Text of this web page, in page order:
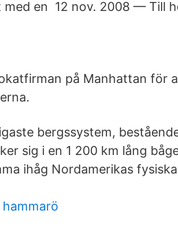
en 12 nov. 2008 — Till
på Manhattan för
bergssystem,
sig i en 1 200 km lång
ihåg Nordamerikas